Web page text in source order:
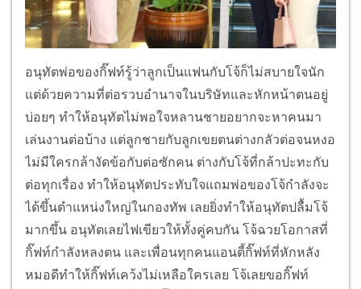
อนุทัตพ่อของกิ๊ฟท์รู้ว่าลูกเป็นแฟนกับโจ้ก็ไม่สบายใจนัก
แต่ด้วยความที่ต่อรวบอำนาจในบริษัทและหักหน้าตนอยู่
บ่อยๆ ทำให้อนุทัตไม่พอใจหลานชายอยากจะหาคนมา
เล่นงานต่อบ้าง แต่ลูกชายกับลูกเขยตนต่างกลัวต่อจนหงอ
ไม่มีใครกล้างัดข้อกับต่อซักคน ต่างกับโจ้ที่กล้าปะทะกับ
ต่อทุกเรื่อง ทำให้อนุทัตประทับใจแถมพ่อของโจ้กำลังจะ
ได้ขึ้นตำแหน่งใหญ่ในกองทัพ เลยยิ่งทำให้อนุทัตปลื้มโจ้
มากขึ้น อนุทัตเลยไฟเขียวให้ทั้งคู่คบกัน โจ้ฉวยโอกาสที่
กิ๊ฟท์กำลังหลงตน และเพื่อนทุกคนแอนตี้กิ๊ฟท์ที่หักหลัง
หมอดีทำให้กิ๊ฟท์เคว้งไม่เหลือใครเลย โจ้เลยขอกิ๊ฟท์